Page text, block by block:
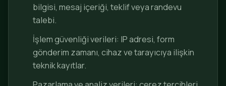
bilgisi, mesaj içeriği, teklif veya randevu
talebi.
İşlem güvenliği verileri: IP adresi, form
gönderim zamanı, cihaz ve tarayıcıya ilişkin
teknik kayıtlar.